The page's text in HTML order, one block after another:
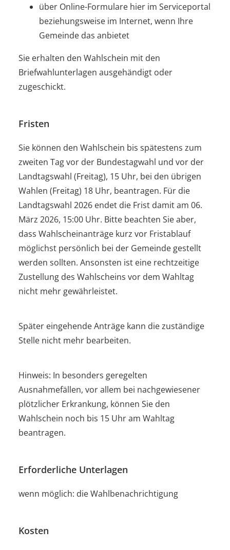
über Online-Formulare hier im Serviceportal
beziehungsweise im Internet, wenn Ihre
Gemeinde das anbietet
Sie erhalten den Wahlschein mit den
Briefwahlunterlagen ausgehändigt oder
zugeschickt.
Fristen
Sie können den Wahlschein bis spätestens zum
zweiten Tag vor der Bundestagwahl und vor der
Landtagswahl (Freitag), 15 Uhr, bei den übrigen
Wahlen (Freitag) 18 Uhr, beantragen. Für die
Landtagswahl 2026 endet die Frist damit am 06.
März 2026, 15:00 Uhr. Bitte beachten Sie aber,
dass Wahlscheinanträge kurz vor Fristablauf
möglichst persönlich bei der Gemeinde gestellt
werden sollten. Ansonsten ist eine rechtzeitige
Zustellung des Wahlscheins vor dem Wahltag
nicht mehr gewährleistet.
Später eingehende Anträge kann die zuständige
Stelle nicht mehr bearbeiten.
Hinweis: In besonders geregelten
Ausnahmefällen, vor allem bei nachgewiesener
plötzlicher Erkrankung, können Sie den
Wahlschein noch bis 15 Uhr am Wahltag
beantragen.
Erforderliche Unterlagen
wenn möglich: die Wahlbenachrichtigung
Kosten